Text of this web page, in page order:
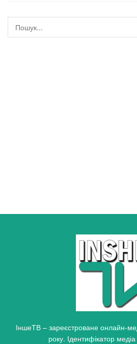
ІншеТВ – зареєстроване онлайн-
року. Ідентифікатор